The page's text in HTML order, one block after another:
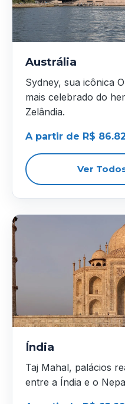
Austrália
Sydney, sua icônica
mais celebrado do
Zelândia.
A partir de R$
Ver
Índia
Taj Mahal, palácios
entre a Índia e o